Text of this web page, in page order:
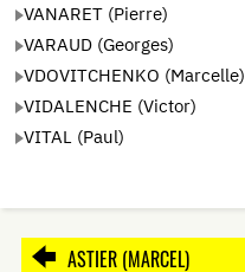
VANARET (Pierre)
VARAUD (Georges)
VDOVITCHENKO (Marcelle)
VIDALENCHE (Victor)
VITAL (Paul)
ASTIER (MARCEL)